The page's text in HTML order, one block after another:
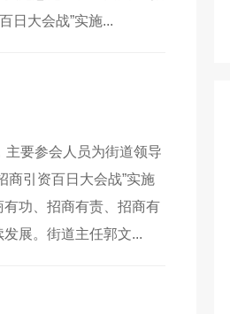
日大会战”实施...
主要参会人员为街道领导
商引资百日大会战”实施
功、招商有责、招商有
展。街道主任郭文...